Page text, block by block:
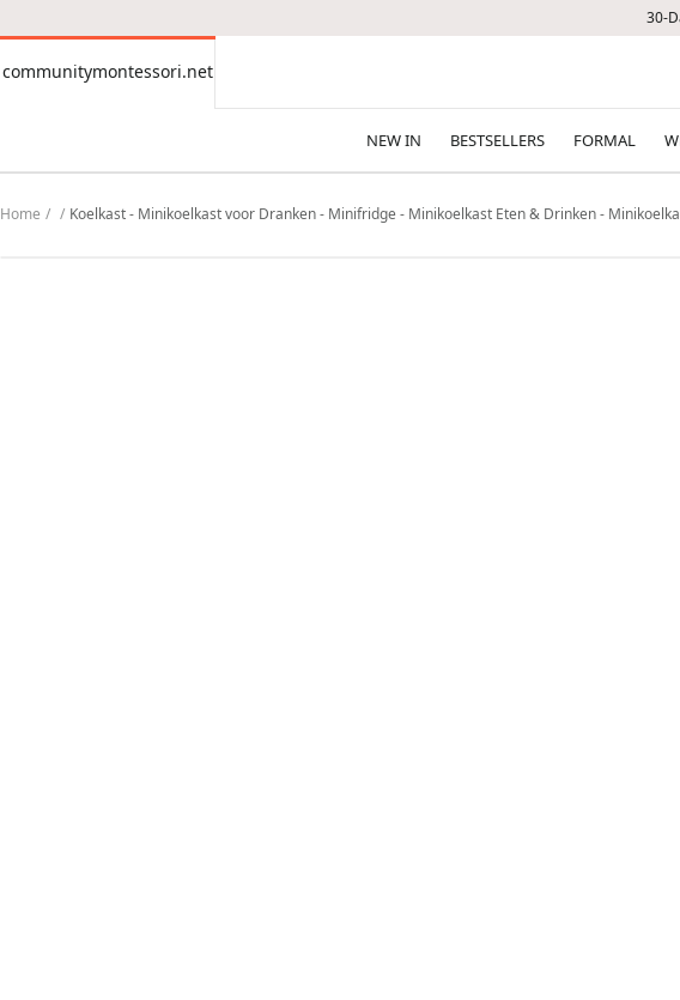
30-
communitymontessori.net
communitymontessori.net
NEW IN BESTSELLERS FORMAL
Home Koelkast - Minikoelkast voor Dranken - Minifridge - Minikoelkast Eten & Drinken -